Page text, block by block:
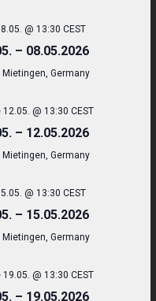
@ 13:30 CEST
– 08.05.2026
Germany
12.05. @ 13:30 CEST
– 12.05.2026
Germany
@ 13:30 CEST
– 15.05.2026
Germany
19.05. @ 13:30 CEST
– 19.05.2026